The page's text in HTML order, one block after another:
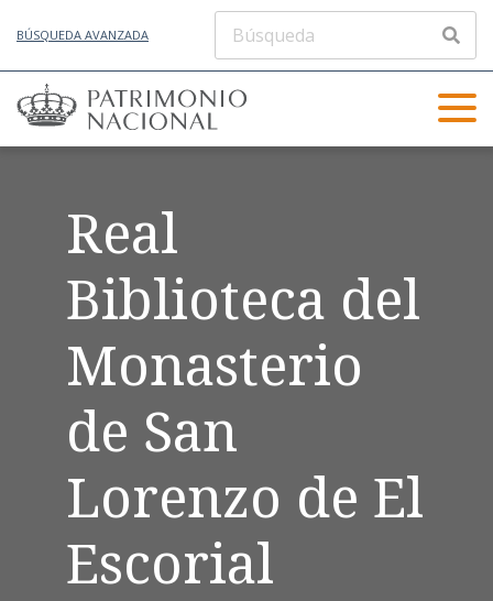
BÚSQUEDA AVANZADA
Real
Biblioteca del
Monasterio
de San
Lorenzo de El
Escorial